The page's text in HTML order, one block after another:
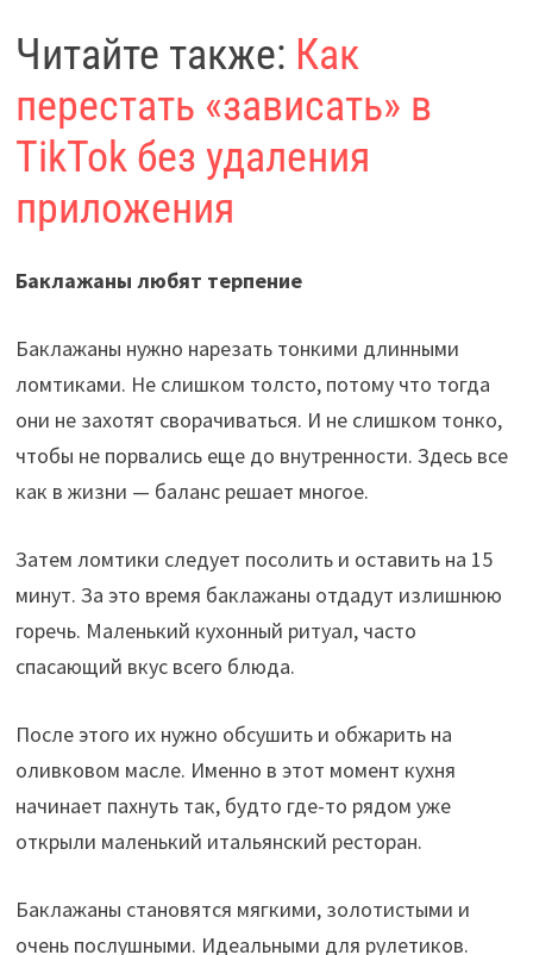
Читайте также: Как
перестать «зависать» в
TikTok без удаления
приложения
Баклажаны любят терпение
Баклажаны нужно нарезать тонкими длинными
ломтиками. Не слишком толсто, потому что тогда
они не захотят сворачиваться. И не слишком тонко,
чтобы не порвались еще до внутренности. Здесь все
как в жизни — баланс решает многое.
Затем ломтики следует посолить и оставить на 15
минут. За это время баклажаны отдадут излишнюю
горечь. Маленький кухонный ритуал, часто
спасающий вкус всего блюда.
После этого их нужно обсушить и обжарить на
оливковом масле. Именно в этот момент кухня
начинает пахнуть так, будто где-то рядом уже
открыли маленький итальянский ресторан.
Баклажаны становятся мягкими, золотистыми и
очень послушными. Идеальными для рулетиков.